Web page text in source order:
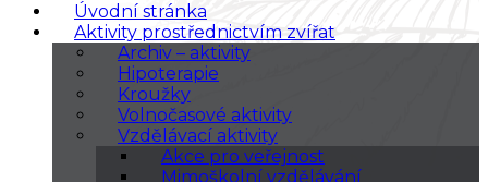
Úvodní stránka
Aktivity prostřednictvím zvířat
Archiv – aktivity
Hipoterapie
Kroužky
Volnočasové aktivity
Vzdělávací aktivity
Akce pro veřejnost
Mimoškolní vzdělávání